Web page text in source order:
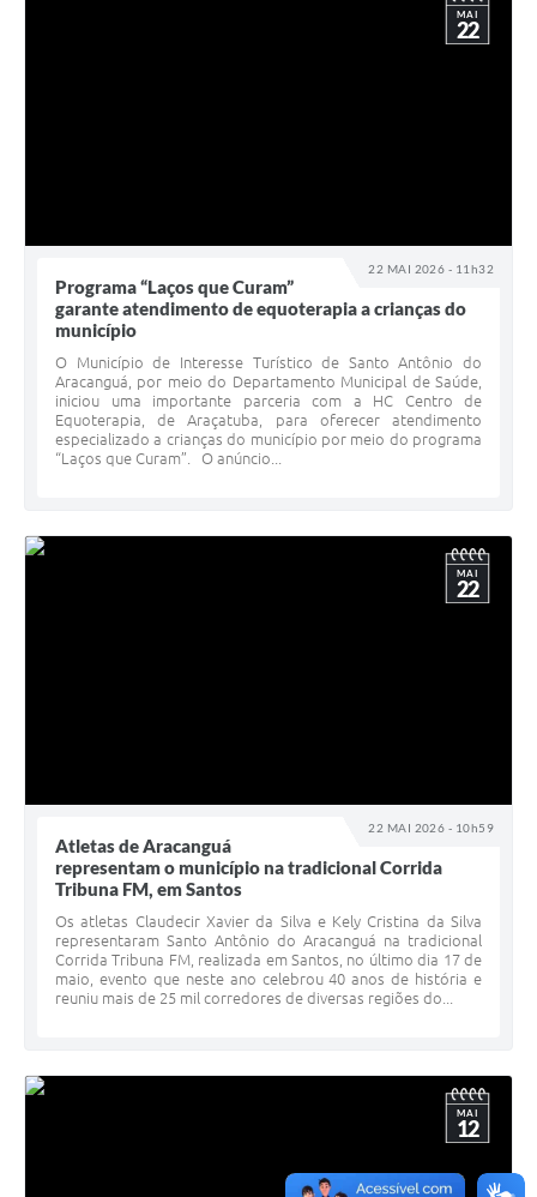
22 MAI 2026 - 11h32
MAI
22
Programa “Laços que Curam”
garante atendimento de equoterapia a crianças do
município
O Município de Interesse Turístico de Santo Antônio do
Aracanguá, por meio do Departamento Municipal de Saúde,
iniciou uma importante parceria com a HC Centro de
Equoterapia, de Araçatuba, para oferecer atendimento
especializado a crianças do município por meio do programa
“Laços que Curam”. O anúncio...
22 MAI 2026 - 10h59
MAI
22
Atletas de Aracanguá
representam o município na tradicional Corrida
Tribuna FM, em Santos
Os atletas Claudecir Xavier da Silva e Kely Cristina da Silva
representaram Santo Antônio do Aracanguá na tradicional
Corrida Tribuna FM, realizada em Santos, no último dia 17 de
maio, evento que neste ano celebrou 40 anos de história e
reuniu mais de 25 mil corredores de diversas regiões do...
MAI
12